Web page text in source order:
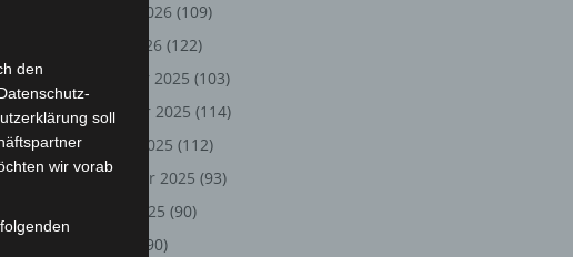
Februar 2026 (109)
Januar 2026 (122)
Dezember 2025 (103)
November 2025 (114)
Oktober 2025 (112)
September 2025 (93)
August 2025 (90)
(90)
den
soll
wir vorab